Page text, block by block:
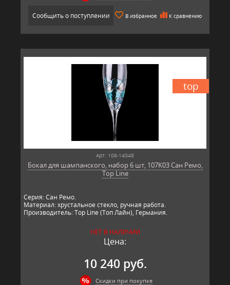
Сообщить о поступлении В избранное К сравнению
top
Арт: 109-14048
Бокал для шампанского, набор 6 шт, 107K03 Сан Ремо,
Top Line
Серия: Сан Ремо.
Материал: хрустальное стекло, ручная работа.
Производитель: Top Line (Топ Лайн), Германия.
НЕТ В НАЛИЧИИ
Цена:
10 240 руб.
Скидки при покупке